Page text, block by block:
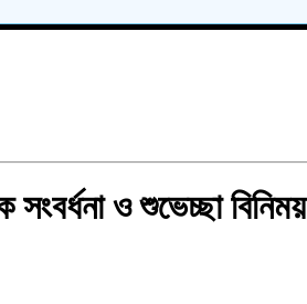
ও শুভেচ্ছা বিনিময়